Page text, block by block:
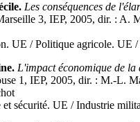
Les conséquences de
3, IEP, 2005, dir. : A.
UE / Politique agricole. UE
L'impact économique de la
1, IEP, 2005, dir. : M.-L.
et sécurité. UE / Industrie